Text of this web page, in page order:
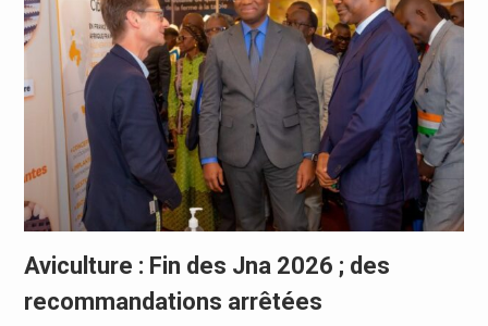
Aviculture : Fin des Jna 2026 ; des
recommandations arrêtées